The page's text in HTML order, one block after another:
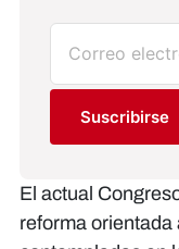
Suscribirse
El actual
reforma orientada